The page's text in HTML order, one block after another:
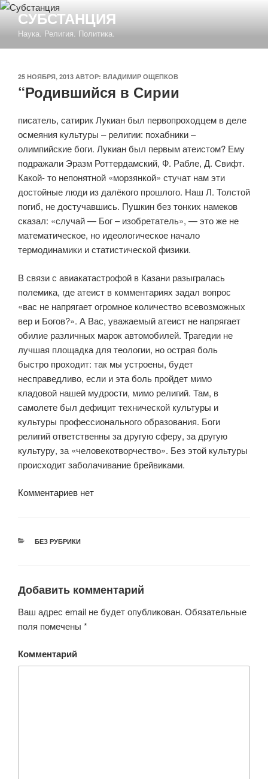
Перейти
содержимому
СУБСТАНЦИЯ
Наука. Религия. Политика.
ОПУБЛИКОВАНО
25 НОЯБРЯ, 2013 АВТОР: ВЛАДИМИР ОЩЕПКОВ
“Родившийся в Сирии
писатель, сатирик Лукиан был первопроходцем в деле
осмеяния культуры – религии: похабники –
олимпийские боги. Лукиан был первым атеистом? Ему
подражали Эразм Роттердамский, Ф. Рабле, Д. Свифт.
Какой- то непонятной «морзянкой» стучат нам эти
достойные люди из далёкого прошлого. Наш Л. Толстой
погиб, не достучавшись. Пушкин без тонких намеков
сказал: «случай — Бог – изобретатель», — это же не
математическое, но идеологическое начало
термодинамики и статистической физики.
В связи с авиакатастрофой в Казани разыгралась
полемика, где атеист в комментариях задал вопрос
«вас не напрягает огромное количество всевозможных
вер и Богов?». А Вас, уважаемый атеист не напрягает
обилие различных марок автомобилей. Трагедии не
лучшая площадка для теологии, но острая боль
быстро проходит: так мы устроены, будет
несправедливо, если и эта боль пройдет мимо
кладовой нашей мудрости, мимо религий. Там, в
самолете был дефицит технической культуры и
культуры профессионального образования. Боги
религий ответственны за другую сферу, за другую
культуру, за «человекотворчество». Без этой культуры
происходит заболачивание брейвиками.
Комментариев нет
РУБРИКИ
БЕЗ РУБРИКИ
Добавить комментарий
Ваш адрес email не будет опубликован. Обязательные
поля помечены *
Комментарий